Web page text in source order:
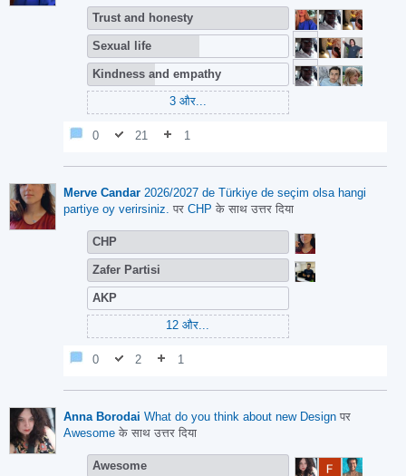
Trust and honesty
Sexual life
Kindness and empathy
3और...
0 21 1
Merve Candar 2026/2027 de Türkiye de seçim olsa hangi
partiye oy verirsiniz. पर CHP के साथ उत्तर दिया
CHP
Zafer Partisi
AKP
12 और...
0 2 1
Anna Borodai What do you think about new Design पर
Awesome के साथ उत्तर दिया
Awesome